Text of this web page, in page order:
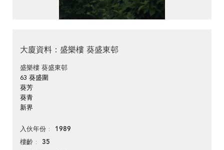
大廈資料：盛樂樓 葵盛東邨
盛樂樓 葵盛東邨
63 葵盛圍
葵芳
葵青
新界
入伙年份 1989
樓齡 35